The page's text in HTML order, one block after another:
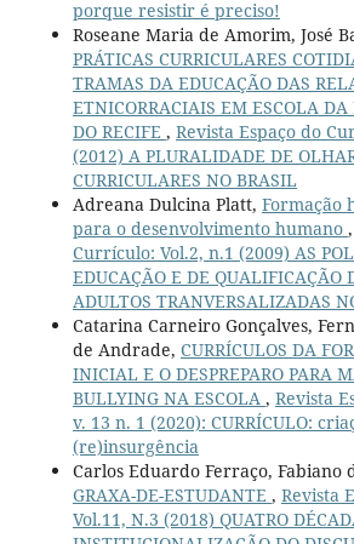
porque resistir é preciso!
Roseane Maria de Amorim, José
PRÁTICAS CURRICULARES
TRAMAS DA EDUCAÇÃO DAS
ETNICORRACIAIS EM ESCOLA
DO RECIFE , Revista Espaço do
(2012) A PLURALIDADE DE
CURRICULARES NO BRASIL
Adreana Dulcina Platt, Formação
para o desenvolvimento humano ,
Currículo: Vol.2, n.1 (2009) AS
EDUCAÇÃO E DE QUALIFICAÇÃO
ADULTOS TRANVERSALIZADAS
Catarina Carneiro Gonçalves,
de Andrade, CURRÍCULOS DA
INICIAL E O DESPREPARO PARA
BULLYING NA ESCOLA , Revista
v. 13 n. 1 (2020): CURRÍCULO:
(re)insurgência
Carlos Eduardo Ferraço, Fabiano
GRAXA-DE-ESTUDANTE , Revista
Vol.11, N.3 (2018) QUATRO